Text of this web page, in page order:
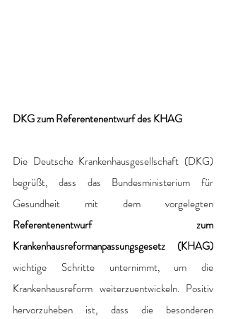
DKG zum Referentenentwurf des KHAG
Die Deutsche Krankenhausgesellschaft (DKG)
begrüßt, dass das Bundesministerium für
Referentenentwurf zum
Krankenhausreformanpassungsgesetz (KHAG)
wichtige Schritte unternimmt, um die
Krankenhausreform weiterzuentwickeln. Positiv
hervorzuheben ist, dass die besonderen